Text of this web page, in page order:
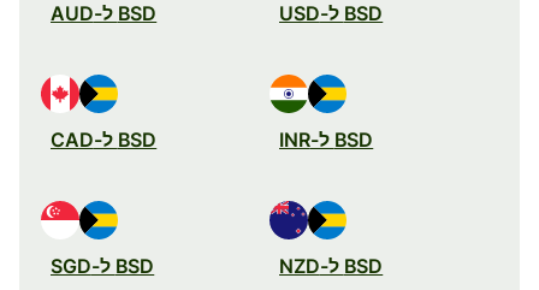
BSD ל-USD BSD ל-AUD
BSD ל-INR BSD ל-CAD
BSD ל-NZD BSD ל-SGD